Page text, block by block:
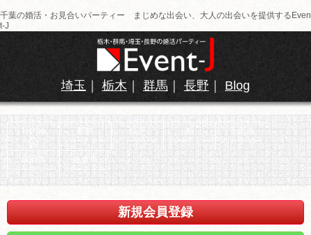
千葉の婚活・お見合いパーティー まじめな出会い、大人の出会いを提供するEven
t-J
埼玉 ｜ 栃木 ｜ 群馬 ｜ 長野 ｜ Blog
Home
船橋
パーティー
松戸
パーティー
柏
パーティー
千葉市
パーティー
成田市
パーティー
佐倉市
パーティー
新規会員登録